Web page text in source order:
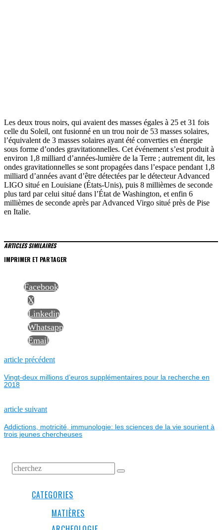
Les deux trous noirs, qui avaient des masses égales à 25 et 31 fois
celle du Soleil, ont fusionné en un trou noir de 53 masses solaires,
l’équivalent de 3 masses solaires ayant été converties en énergie
sous forme d’ondes gravitationnelles. Cet événement s’est produit à
environ 1,8 milliard d’années-lumière de la Terre ; autrement dit, les
ondes gravitationnelles se sont propagées dans l’espace pendant 1,8
milliard d’années avant d’être détectées par le détecteur Advanced
LIGO situé en Louisiane (États-Unis), puis 8 millièmes de seconde
plus tard par celui situé dans l’État de Washington, et enfin 6
millièmes de seconde après par Advanced Virgo situé près de Pise
en Italie.
ARTICLES SIMILAIRES
IMPRIMER ET PARTAGER
Facebook
X
Linkedin
Whatsapp
Email
NAVIGATION
DE
L’ARTICLE
article précédentPrevious
Vingt-deux millions d’euros supplémentaires pour la recherche en
2018
article suivantNext
Addictions, motricité, immunologie: les sciences de la vie sourient à
trois jeunes chercheuses
CATEGORIES
MATIÈRES